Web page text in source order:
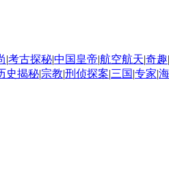
|考古探秘|中国皇帝|航空航天|奇趣|
史揭秘|宗教|刑侦探案|三国|专家|